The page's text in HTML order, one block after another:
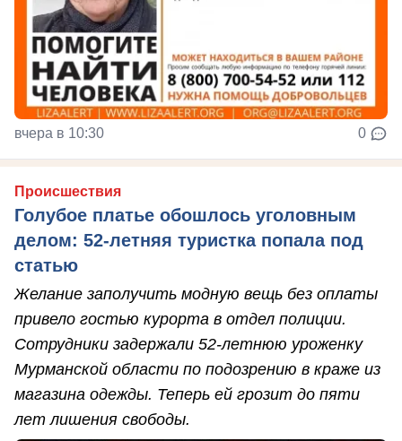
вчера в 10:30 0
Происшествия
Голубое платье обошлось уголовным
делом: 52-летняя туристка попала под
статью
Желание заполучить модную вещь без оплаты
привело гостью курорта в отдел полиции.
Сотрудники задержали 52-летнюю уроженку
Мурманской области по подозрению в краже из
магазина одежды. Теперь ей грозит до пяти
лет лишения свободы.